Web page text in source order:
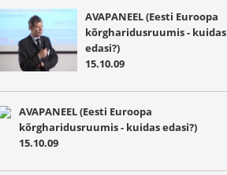
AVAPANEEL (Eesti Euroopa
kõrgharidusruumis - kuidas
edasi?)
15.10.09
AVAPANEEL (Eesti Euroopa
kõrgharidusruumis - kuidas edasi?)
15.10.09